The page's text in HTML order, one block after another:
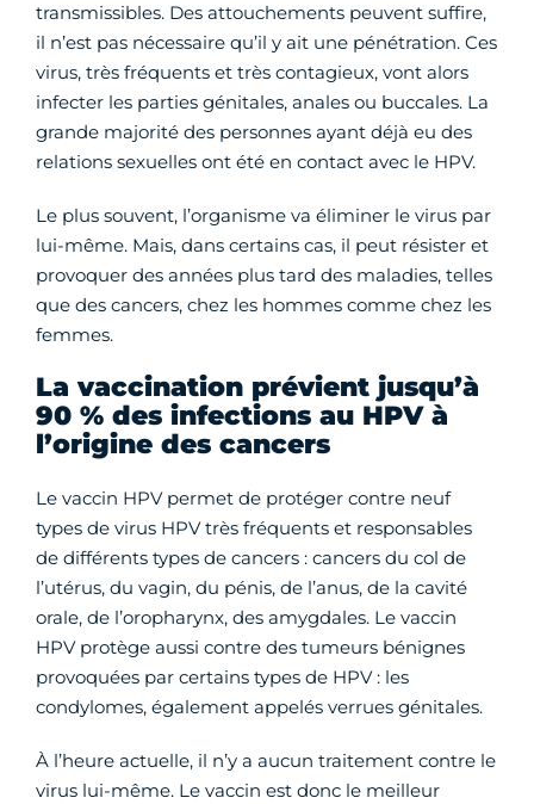
transmissibles. Des attouchements peuvent suffire,
il n’est pas nécessaire qu’il y ait une pénétration. Ces
virus, très fréquents et très contagieux, vont alors
infecter les parties génitales, anales ou buccales. La
grande majorité des personnes ayant déjà eu des
relations sexuelles ont été en contact avec le HPV.
Le plus souvent, l’organisme va éliminer le virus par
lui-même. Mais, dans certains cas, il peut résister et
provoquer des années plus tard des maladies, telles
que des cancers, chez les hommes comme chez les
femmes.
La vaccination prévient jusqu’à
90 % des infections au HPV à
l’origine des cancers
Le vaccin HPV permet de protéger contre neuf
types de virus HPV très fréquents et responsables
de différents types de cancers : cancers du col de
l’utérus, du vagin, du pénis, de l’anus, de la cavité
orale, de l’oropharynx, des amygdales. Le vaccin
HPV protège aussi contre des tumeurs bénignes
provoquées par certains types de HPV : les
condylomes, également appelés verrues génitales.
À l’heure actuelle, il n’y a aucun traitement contre le
virus lui-même. Le vaccin est donc le meilleur